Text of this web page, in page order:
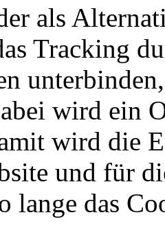
als
Tracking
wird ein
wird die
und für
lange das